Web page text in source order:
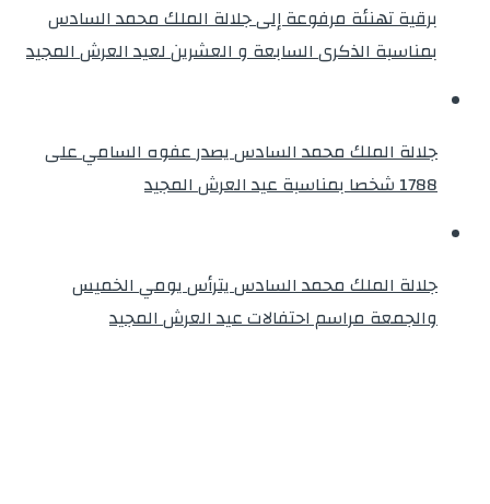
برقية تهنئة مرفوعة إلى جلالة الملك محمد السادس
بمناسبة الذكرى السابعة و العشرين لعيد العرش المجيد
جلالة الملك محمد السادس يصدر عفوه السامي على
1788 شخصا بمناسبة عيد العرش المجيد
جلالة الملك محمد السادس يترأس يومي الخميس
والجمعة مراسم احتفالات عيد العرش المجيد